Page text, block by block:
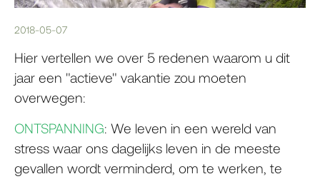
2018-05-07
Hier vertellen we over 5 redenen waarom u dit
jaar een "actieve" vakantie zou moeten
overwegen:
ONTSPANNING: We leven in een wereld van
stress waar ons dagelijks leven in de meeste
gevallen wordt verminderd, om te werken, te